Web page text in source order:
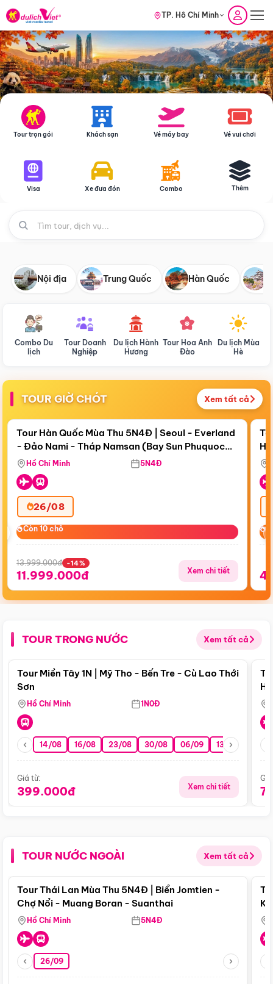
TP. Hồ Chí Minh
Tour trọn gói Khách sạn Vé máy bay Vé vui chơi
Visa Xe đưa đón Combo Thêm
Nội địa Trung Quốc Hàn Quốc
Combo Du
lịch
Tour Doanh
Nghiệp
Du lịch Hành
Hương
Tour Hoa Anh
Đào
Du lịch Mùa
Hè
TOUR GIỜ CHÓT Xem tất cả
Còn19 ngày 05:40:38
Điểm nổi bật
Tour Hàn Quốc Mùa Thu 5N4Đ | Seoul - Everland
- Đảo Nami - Tháp Namsan (Bay Sun Phuquoc
Airways)
Hồ Chí Minh 5N4Đ
26/08
Còn 10 chỗ
Còn 10 chỗ
13.999.000đ -14%
11.999.000đ Xem chi tiết
TOUR TRONG NƯỚC Xem tất cả
Điểm nổi bật
Tour Miền Tây 1N | Mỹ Tho - Bến Tre - Cù Lao Thới
Sơn
Hồ Chí Minh 1N0Đ
14/08 16/08 23/08 30/08 06/09 13/09 20/09
Giá từ:
399.000đ Xem chi tiết
TOUR NƯỚC NGOÀI Xem tất cả
Điểm nổi bật
Tour Thái Lan Mùa Thu 5N4Đ | Biển Jomtien -
Chợ Nổi - Muang Boran - Suanthai
Hồ Chí Minh 5N4Đ
26/09